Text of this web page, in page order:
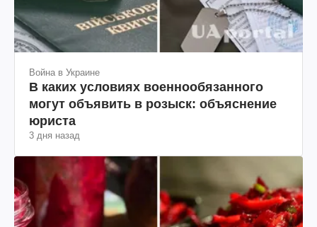
Война в Украине
В каких условиях военнообязанного
могут объявить в розыск: объяснение
юриста
3 дня назад